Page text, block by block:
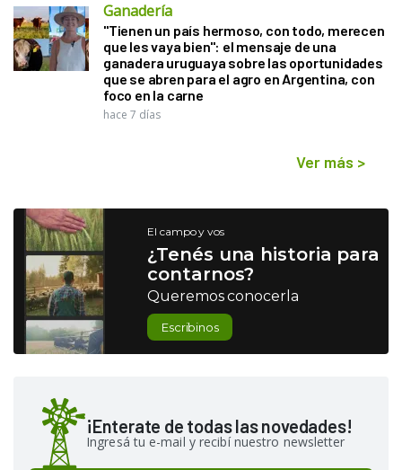
Ganadería
"Tienen un país hermoso, con todo, merecen
que les vaya bien": el mensaje de una
ganadera uruguaya sobre las oportunidades
que se abren para el agro en Argentina, con
foco en la carne
hace 7 días
Ver más >
El campo y vos
¿Tenés una historia para
contarnos?
Queremos conocerla
Escribinos
¡Enterate de todas las novedades!
Ingresá tu e-mail y recibí nuestro newsletter